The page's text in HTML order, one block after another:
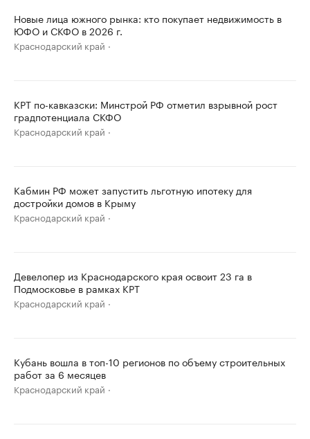
Новые лица южного рынка: кто покупает недвижимость в
ЮФО и СКФО в 2026 г.
Краснодарский край
КРТ по-кавказски: Минстрой РФ отметил взрывной рост
градпотенциала СКФО
Краснодарский край
Кабмин РФ может запустить льготную ипотеку для
достройки домов в Крыму
Краснодарский край
Девелопер из Краснодарского края освоит 23 га в
Подмосковье в рамках КРТ
Краснодарский край
Кубань вошла в топ-10 регионов по объему строительных
работ за 6 месяцев
Краснодарский край